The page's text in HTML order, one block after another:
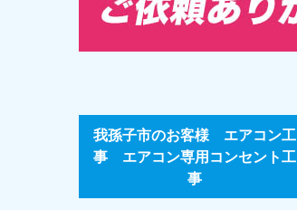
我孫子市のお客様 エアコン工
事 エアコン専用コンセント工
事